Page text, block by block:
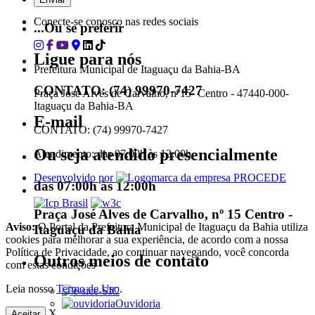
...Ou se preferir
Ligue para nós
CONTATO: (74) 99970-7427
E-mail
Ou seja atendido presencialmente
das 07:00h às 12:00h
Praça José Alves de Carvalho, nº 15 Centro -
Itaguaçu da Bahia
Outros meios de contato
e-SIC
Ouvidoria
Conecte-se conosco nas redes sociais
Prefeitura Municipal de Itaguaçu da Bahia-BA
Praça José Alves de Carvalho, nº15- Centro - 47440-000-
Itaguaçu da Bahia-BA
CONTATO: (74) 99970-7427
Atendimento: das 07:00h às 12:00h
Desenvolvido por
Aviso:O Portal da Prefeitura Municipal de Itaguaçu da Bahia utiliza
cookies para melhorar a sua experiência, de acordo com a nossa
Política de Privacidade, ao continuar navegando, você concorda
com estas condições
Leia nossoTermo de Uso.